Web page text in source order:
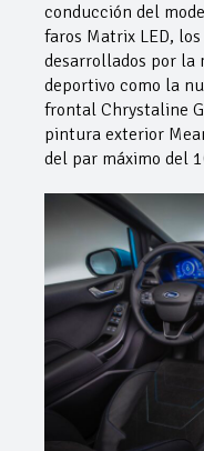
conducción del
faros Matrix LED,
desarrollados por la
deportivo como la
frontal Chrystaline
pintura exterior
del par máximo del